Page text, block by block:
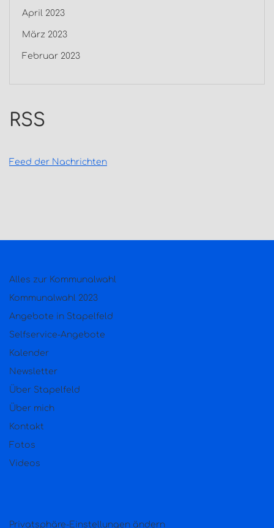
April 2023
März 2023
Februar 2023
RSS
Feed der Nachrichten
Alles zur Kommunalwahl
Kommunalwahl 2023
Angebote in Stapelfeld
Selfservice-Angebote
Kalender
Newsletter
Über Stapelfeld
Über mich
Kontakt
Fotos
Videos
Privatsphäre-Einstellungen ändern